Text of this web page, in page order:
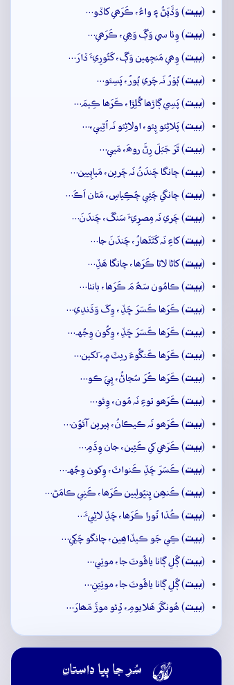
(بيت) وَڏَپَڻُ ۽ واءُ، ڪَرَھي کاڏو…
(بيت) وِئا سي وَڳَ وَھِي، ڪَرَھي…
(بيت) وِھي مَنجِهين وَڳَ، کَٿُورِيءَ ڏارَ…
(بيت) ٻُوۡرُ نَہ چَري ٻُورُ، پَسِئو…
(بيت) پَسِي ڳاڙھا گُلِڙا، ڪَرَھا ڪِيمَ…
(بيت) پَلاڻِئو پِئو، اولاڻِئو نَہ اُٿِيي،…
(بيت) ٿَرَ جَبَلَ رِڻَ روھَ، مَيي…
(بيت) چانگا چَندَنُ نَہ چَرين، مَياپِيين…
(بيت) چانگي چَئِي چُڪِياسِ، مَٿان اَڪَ…
(بيت) چَري نَہ مِصرِيءَ سَنگَ، چَندَنَ…
(بيت) کاءِ نَہ کَٽَڻَھارُ، چَندَنَ جا…
(بيت) کاڻا لاڻا ڪَرَھا، چانگا ھَڏِ…
(بيت) ڪامُون سَھُ مَ ڪَرَھا، بانٺا…
(بيت) ڪَرَھا ڪَسَرَ ڇَڏِ، وِکَ وَڌَندِي…
(بيت) ڪَرَھا ڪَسَرَ ڇَڏِ، وِکُون وِجُهہ…
(بيت) ڪَرَھا ڪَنگُوءَ ريٽَ ۾، لَکين…
(بيت) ڪَرَھا ڪُرَ سُڃاڻُ، پِيَ ڪو…
(بيت) ڪَرَھو توءِ نَہ مُون، وِئو…
(بيت) ڪَرَھو نَہ ڪيڪانُ، پيرين آئوُن…
(بيت) ڪَرَھي کي ڪَئِين، جان وِڌَمِ…
(بيت) ڪَسَرَ ڇَڏِ ڪَنواٽَ، وِکون وِجُهہ…
(بيت) ڪَنھِن ڀِنڀُولِيين ڪَرَھا، ڪَنِي ڪامَڻ…
(بيت) ڪُڌا تُورا ڪَرَھا، ڇَڏِ لاڻِيءَ…
(بيت) ڪِي جَو ڪيڏاھِين، چانگو چَکِي…
(بيت) ڳَلِ ڳانا ياقُوتَ جا، موتِي…
(بيت) ڳَلِ ڳانا ياقُوتَ جا، موتِيَنِ…
(بيت) ھُونگَرَ ھَلايومِ، ڏِئو موڙَ مَھارَ…
 سُر جا ٻيا داستان